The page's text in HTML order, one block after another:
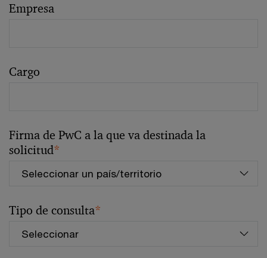
Empresa
Cargo
Firma de PwC a la que va destinada la
solicitud*
Tipo de consulta*